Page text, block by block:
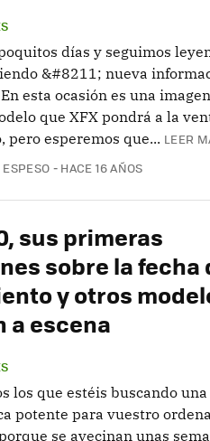
días y seguimos
&#8211; nueva
esta ocasión es una
que XFX pondrá a la
pero esperemos que... LEER
HACE 16 AÑOS
sus primeras
sobre la fecha
y otros
a escena
los que estéis buscando
potente para vuestro
se avecinan unas